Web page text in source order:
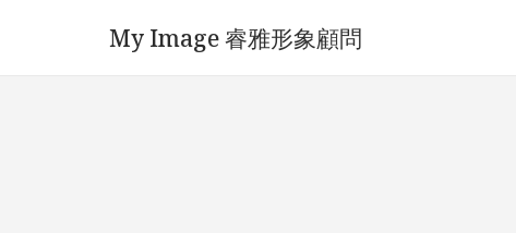
My Image 睿雅形象顧問